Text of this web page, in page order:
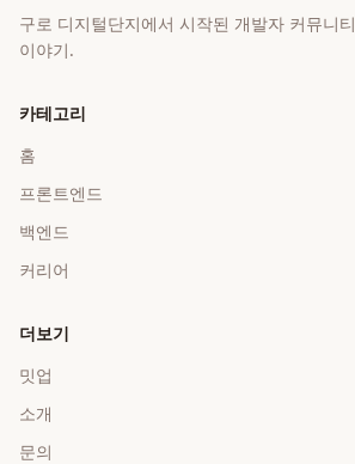
구로 디지털단지에서 시작된 개발자 커뮤니
이야기.
카테고리
홈
프론트엔드
백엔드
커리어
더보기
밋업
소개
문의